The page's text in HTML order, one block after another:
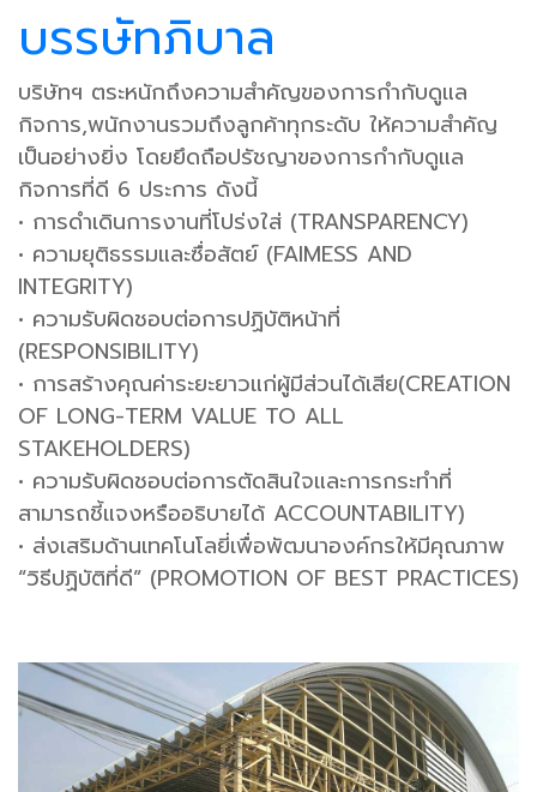
บรรษัทภิบาล
บริษัทฯ ตระหนักถึงความสําคัญของการกํากับดูแล
กิจการ,พนักงานรวมถึงลูกค้าทุกระดับ ให้ความสําคัญ
เป็นอย่างยิ่ง โดยยึดถือปรัชญาของการกํากับดูแล
กิจการที่ดี 6 ประการ ดังนี้
• การดําเดินการงานที่โปร่งใส่ (TRANSPARENCY)
• ความยุติธรรมและซื่อสัตย์ (FAIMESS AND
INTEGRITY)
• ความรับผิดชอบต่อการปฏิบัติหน้าที่
(RESPONSIBILITY)
• การสร้างคุณค่าระยะยาวแก่ผู้มีส่วนได้เสีย(CREATION
OF LONG-TERM VALUE TO ALL
STAKEHOLDERS)
• ความรับผิดชอบต่อการตัดสินใจและการกระทําที่
สามารถชี้แจงหรืออธิบายได้ ACCOUNTABILITY)
• ส่งเสริมด้านเทคโนโลยี่เพื่อพัฒนาองค์กรให้มีคุณภาพ
“วิธีปฏิบัติที่ดี” (PROMOTION OF BEST PRACTICES)